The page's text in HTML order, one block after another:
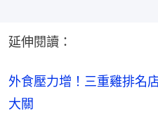
延伸閱讀：
外食壓力增！三重雞排名
大關